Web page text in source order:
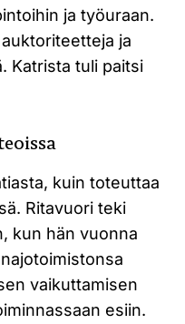
ja työuraan.
ja
Katrista tuli paitsi
kuin toteuttaa
Ritavuori teki
kun hän vuonna
vaikuttamisen
esiin.